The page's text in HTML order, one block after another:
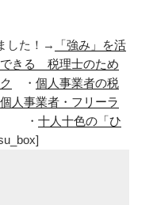
した！→
「強み」を活
できる 税理士のため
・ 個人事業者の税
個人事業者・フリーラ
・ 十人十色の「ひ